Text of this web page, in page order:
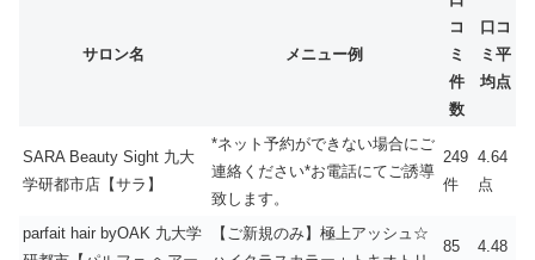
サロン名 メニュー例
コ
ミ
件
数
口コ
ミ平
均点
SARA Beauty Sight 九大
学研都市店【サラ】
*ネット予約ができない場合にご
連絡ください*お電話にてご誘導
致します。
249
件
4.64
点
parfait hair byOAK 九大学
【ご新規のみ】極上アッシュ☆
85
4.48